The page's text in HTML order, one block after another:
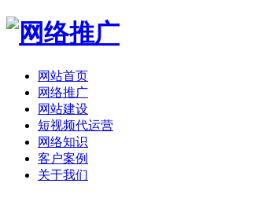
网站首页
网络推广
网站建设
短视频代运营
网络知识
客户案例
关于我们